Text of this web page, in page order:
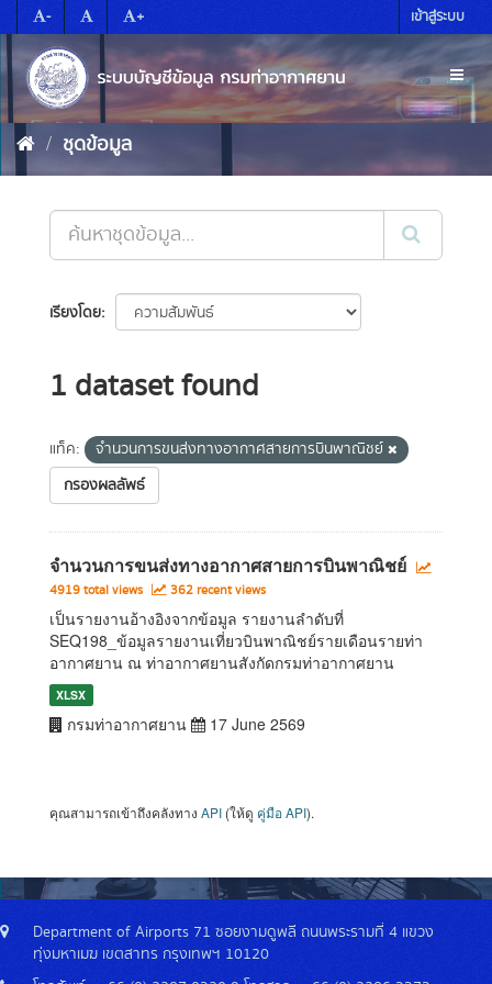
to
content
- + เข้าสู่ระบบ
ชุดข้อมูล
เรียงโดย
1 dataset found
แท็ค:
จำนวนการขนส่งทางอากาศสายการบินพาณิชย์
กรองผลลัพธ์
จำนวนการขนส่งทางอากาศสายการบินพาณิชย์
4919 total views 362 recent views
เป็นรายงานอ้างอิงจากข้อมูล รายงานลำดับที่
SEQ198_ข้อมูลรายงานเที่ยวบินพาณิชย์รายเดือนรายท่า
อากาศยาน ณ ท่าอากาศยานสังกัดกรมท่าอากาศยาน
XLSX
กรมท่าอากาศยาน 17 June 2569
คุณสามารถเข้าถึงคลังทาง API (ให้ดู คู่มือ API).
Department of Airports 71 ซอยงามดูพลี ถนนพระรามที่ 4 แขวง
ทุ่งมหาเมฆ เขตสาทร กรุงเทพฯ 10120